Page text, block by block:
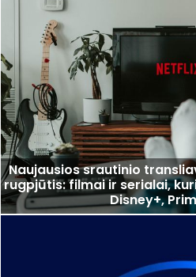
Naujausios srautinio
rugpjūtis: filmai ir serialai,
Disney+,